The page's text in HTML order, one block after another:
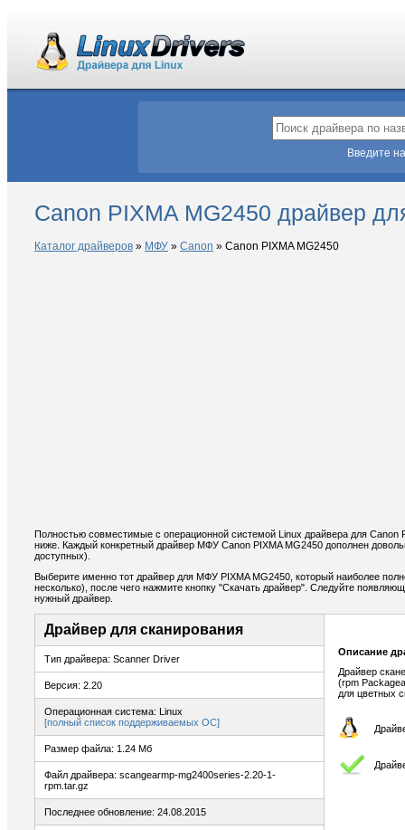
Введите
Canon PIXMA MG2450 драйвер
Каталог драйверов » МФУ » Canon » Canon PIXMA MG2450
Полностью совместимые с операционной системой Linux драйвера для
ниже. Каждый конкретный драйвер МФУ Canon PIXMA MG2450 дополнен
доступных).
Выберите именно тот драйвер для МФУ PIXMA MG2450, который наиболее
несколько), после чего нажмите кнопку "Скачать драйвер". Следуйте
нужный драйвер.
Драйвер для сканирования
Тип драйвера: Scanner Driver
Версия: 2.20
Операционная система: Linux
[полный список поддерживаемых ОС]
Размер файла: 1.24 Мб
Файл драйвера: scangearmp-mg2400series-2.20-1-
rpm.tar.gz
Последнее обновление: 24.08.2015
Описание
Драйвер
(rpm
для цветных